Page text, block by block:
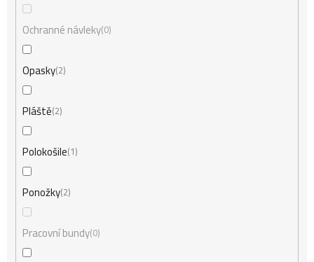
Ochranné návleky 0
Opasky 2
Pláště 2
Polokošile 1
Ponožky 2
Pracovní bundy 0